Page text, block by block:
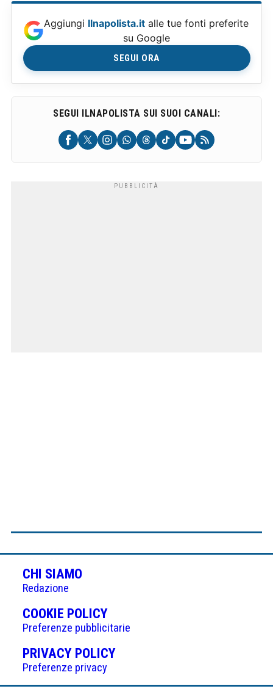
Aggiungi Ilnapolista.it alle tue fonti preferite
su Google
SEGUI ORA
SEGUI ILNAPOLISTA SUI SUOI CANALI:
CHI SIAMO
Redazione
COOKIE POLICY(APRE
IN
UNA
NUOVA
Preferenze pubblicitarie
PRIVACY POLICY(APRE
UNA
Preferenze privacy